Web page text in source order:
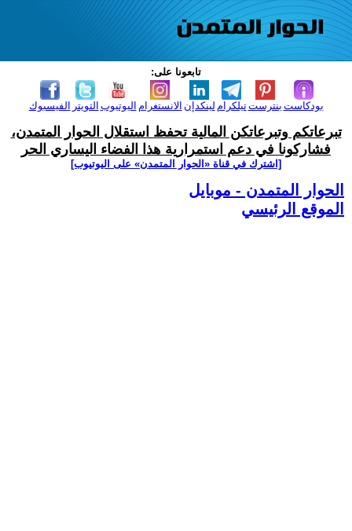
تابعونا على:
الفيسبوك التويتر اليوتيوب الانستغرام لينكدإن تيلكرامبنترست بودكاست
تبرعاتكم وتبرعاتكن المالية تحفظ استقلال الحوار المتمدن،
فشاركونا في دعم استمرارية هذا الفضاء اليساري الحر
[اشترك في قناة ‫«الحوار المتمدن» على اليوتيوب]
الحوار المتمدن - موبايل
الموقع الرئيسي